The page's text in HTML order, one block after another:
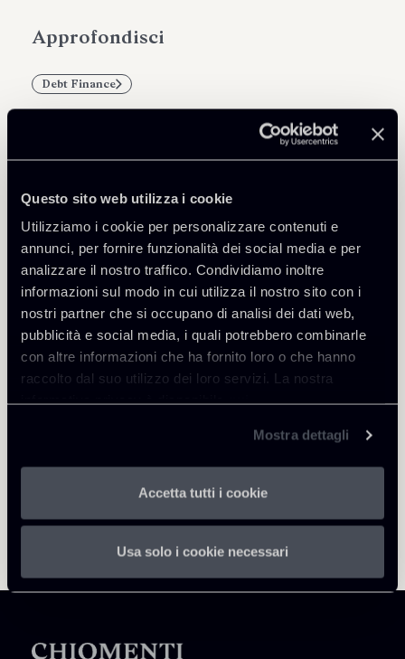
Questo sito web utilizza i cookie
Utilizziamo i cookie per personalizzare contenuti e
annunci, per fornire funzionalità dei social media e per
analizzare il nostro traffico. Condividiamo inoltre
informazioni sul modo in cui utilizza il nostro sito con i
nostri partner che si occupano di analisi dei dati web,
pubblicità e social media, i quali potrebbero combinarle
con altre informazioni che ha fornito loro o che hanno
raccolto dal suo utilizzo dei loro servizi. La nostra
informativa privacy è disponibilequi.
Mostra dettagli
Accetta tutti i cookie
Usa solo i cookie necessari
Approfondisci
Debt Finance
Torna agli Insights
Professionisti correlati
PARTNER
Filippo Brunetti
Milano
Scopri il professionista